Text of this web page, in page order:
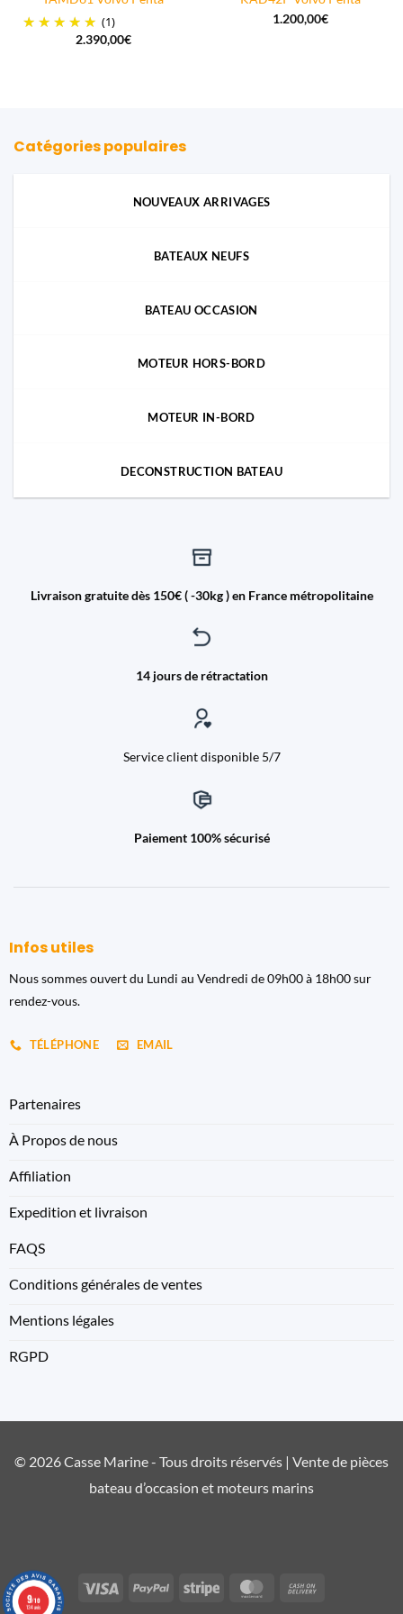
(1)
2.390,00€
1.200,00€
Catégories populaires
NOUVEAUX ARRIVAGES
BATEAUX NEUFS
BATEAU OCCASION
MOTEUR HORS-BORD
MOTEUR IN-BORD
DECONSTRUCTION BATEAU
Livraison gratuite dès 150€ ( -30kg ) en France métropolitaine
14 jours de rétractation
Service client disponible 5/7
Paiement 100% sécurisé
Infos utiles
Nous sommes ouvert du Lundi au Vendredi de 09h00 à 18h00 sur
rendez-vous.
TÉLÉPHONE EMAIL
Partenaires
À Propos de nous
Affiliation
Expedition et livraison
FAQS
Conditions générales de ventes
Mentions légales
RGPD
© 2026 Casse Marine - Tous droits réservés | Vente de pièces
bateau d’occasion et moteurs marins
Visa PayPal Stripe MasterCard
9/10
134 avis